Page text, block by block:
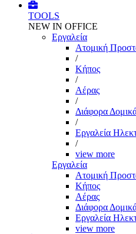
TOOLS
NEW IN OFFICE
Εργαλεία
Aτομική
/
Kήπος
/
Αέρας
/
Διάφορα
/
Εργαλεία
/
view more
Εργαλεία
Aτομική
Kήπος
Αέρας
Διάφορα
Εργαλεία
view more